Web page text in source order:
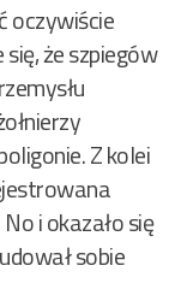
oczywiście
że szpiegów
Z kolei
i okazało się
sobie